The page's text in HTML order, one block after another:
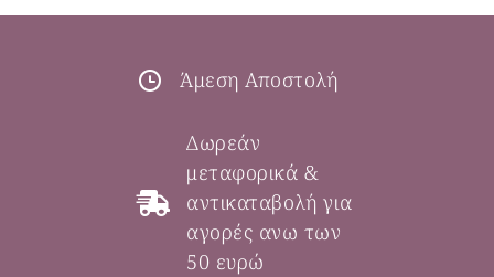
Άμεση Αποστολή
Δωρεάν
μεταφορικά &
αντικαταβολή για
αγορές ανω των
50 ευρώ